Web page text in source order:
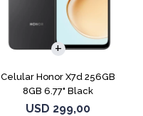
Celular Honor X7d 256GB
8GB 6.77" Black
USD 299,00
COMPARAR